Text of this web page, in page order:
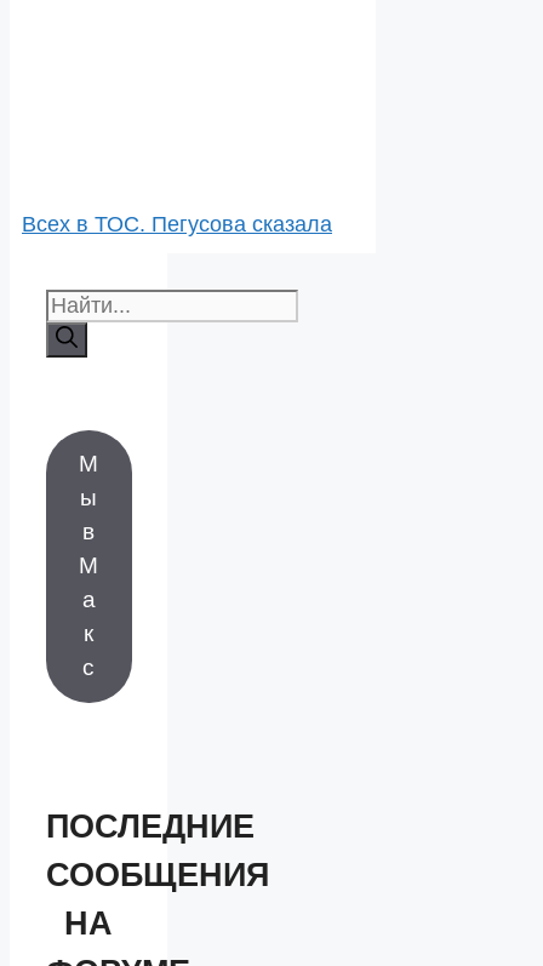
Всех в ТОС. Пегусова сказала
Поиск:
М
ы
в
М
а
к
с
ПОСЛЕДНИЕ
СООБЩЕНИЯ
НА